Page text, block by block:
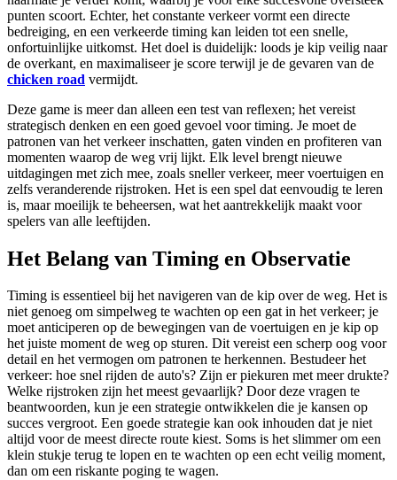
punten scoort. Echter, het constante verkeer vormt een directe
bedreiging, en een verkeerde timing kan leiden tot een snelle,
onfortuinlijke uitkomst. Het doel is duidelijk: loods je kip veilig naar
de overkant, en maximaliseer je score terwijl je de gevaren van de
chicken road vermijdt.
Deze game is meer dan alleen een test van reflexen; het vereist
strategisch denken en een goed gevoel voor timing. Je moet de
patronen van het verkeer inschatten, gaten vinden en profiteren van
momenten waarop de weg vrij lijkt. Elk level brengt nieuwe
uitdagingen met zich mee, zoals sneller verkeer, meer voertuigen en
zelfs veranderende rijstroken. Het is een spel dat eenvoudig te leren
is, maar moeilijk te beheersen, wat het aantrekkelijk maakt voor
spelers van alle leeftijden.
Het Belang van Timing en Observatie
Timing is essentieel bij het navigeren van de kip over de weg. Het is
niet genoeg om simpelweg te wachten op een gat in het verkeer; je
moet anticiperen op de bewegingen van de voertuigen en je kip op
het juiste moment de weg op sturen. Dit vereist een scherp oog voor
detail en het vermogen om patronen te herkennen. Bestudeer het
verkeer: hoe snel rijden de auto's? Zijn er piekuren met meer drukte?
Welke rijstroken zijn het meest gevaarlijk? Door deze vragen te
beantwoorden, kun je een strategie ontwikkelen die je kansen op
succes vergroot. Een goede strategie kan ook inhouden dat je niet
altijd voor de meest directe route kiest. Soms is het slimmer om een
klein stukje terug te lopen en te wachten op een echt veilig moment,
dan om een riskante poging te wagen.